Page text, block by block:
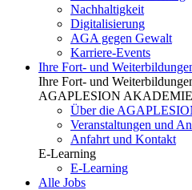
Nachhaltigkeit
Digitalisierung
AGA gegen Gewalt
Karriere-Events
Ihre Fort- und
Ihre Fort- und
AGAPLESION AKADEMIE
Über die
Veranstaltungen und
Anfahrt und Kontakt
E-Learning
E-Learning
Alle Jobs